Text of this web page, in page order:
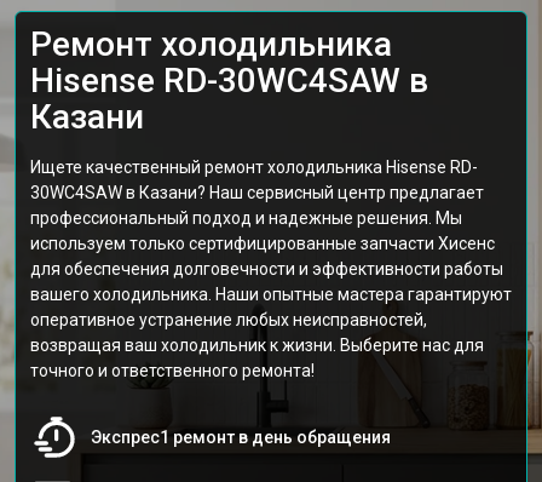
Ремонт холодильника
Hisense RD-30WC4SAW в
Казани
Ищете качественный ремонт холодильника Hisense RD-
30WC4SAW в Казани? Наш сервисный центр предлагает
профессиональный подход и надежные решения. Мы
используем только сертифицированные запчасти Хисенс
для обеспечения долговечности и эффективности работы
вашего холодильника. Наши опытные мастера гарантируют
оперативное устранение любых неисправностей,
возвращая ваш холодильник к жизни. Выберите нас для
точного и ответственного ремонта!
Экспрес1 ремонт в день обращения